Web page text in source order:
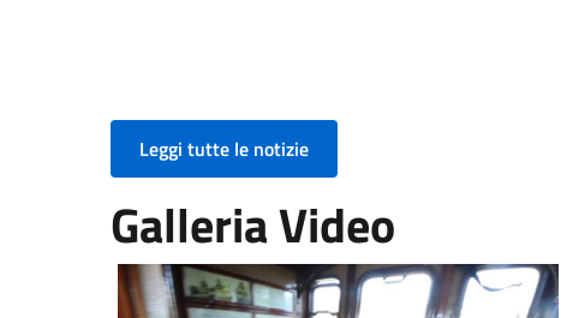
Leggi tutte le notizie
Galleria Video